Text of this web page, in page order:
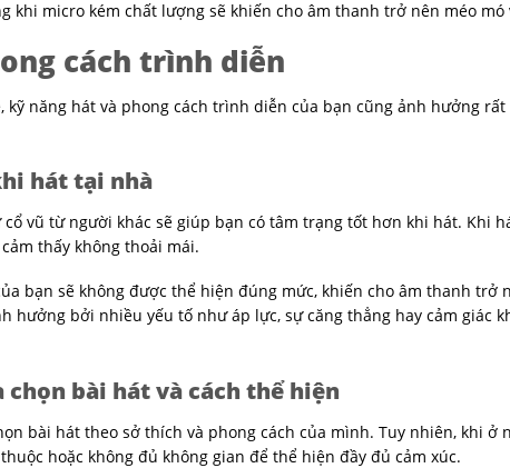
khi micro kém chất lượng sẽ khiến cho âm thanh trở nên méo mó
cách trình diễn
kỹ năng hát và phong cách trình diễn của bạn cũng ảnh hưởng
hát tại nhà
vũ từ người khác sẽ giúp bạn có tâm trạng tốt hơn khi hát. Khi
thấy không thoải mái.
bạn sẽ không được thể hiện đúng mức, khiến cho âm thanh trở
hưởng bởi nhiều yếu tố như áp lực, sự căng thẳng hay cảm giác
bài hát và cách thể hiện
bài hát theo sở thích và phong cách của mình. Tuy nhiên, khi ở
hoặc không đủ không gian để thể hiện đầy đủ cảm xúc.